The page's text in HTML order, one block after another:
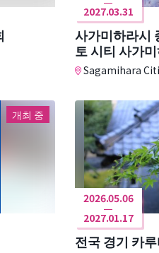
2027.03.31
사가미하라시
토 시티 사가
Sagamihara
개최 중
2026.05.06
2027.01.17
전국 경기 카